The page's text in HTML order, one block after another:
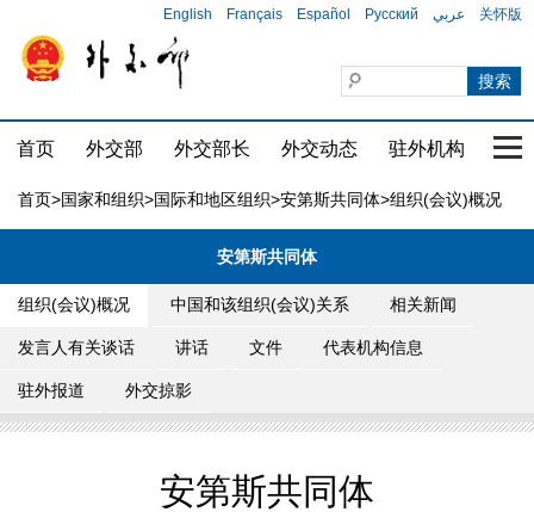
English Français Español Русский عربي 关怀版
首页 外交部 外交部长 外交动态 驻外机构 国
首页>国家和组织>国际和地区组织>安第斯共同体>组织(会议)概况
安第斯共同体
组织(会议)概况 中国和该组织(会议)关系 相关新闻
发言人有关谈话 讲话 文件 代表机构信息
驻外报道 外交掠影
安第斯共同体